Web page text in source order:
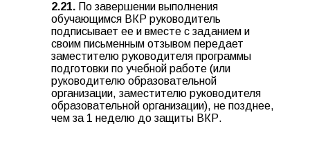
2.21. По завершении выполнения
обучающимся ВКР руководитель
подписывает ее и вместе с заданием и
своим письменным отзывом передает
заместителю руководителя программы
подготовки по учебной работе (или
руководителю образовательной
организации, заместителю руководителя
образовательной организации), не позднее,
чем за 1 неделю до защиты ВКР.